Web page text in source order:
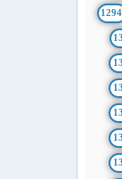
1294